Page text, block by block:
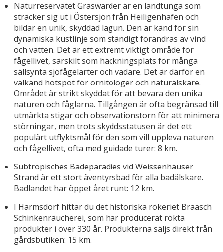
Naturreservatet Graswarder är en landtunga som
sträcker sig ut i Östersjön från Heiligenhafen och
bildar en unik, skyddad lagun. Den är känd för sin
dynamiska kustlinje som ständigt förändras av vind
och vatten. Det är ett extremt viktigt område för
fågellivet, särskilt som häckningsplats för många
sällsynta sjöfågelarter och vadare. Det är därför en
välkänd hotspot för ornitologer och naturälskare.
Området är strikt skyddat för att bevara den unika
naturen och fåglarna. Tillgången är ofta begränsad till
utmärkta stigar och observationstorn för att minimera
störningar, men trots skyddsstatusen är det ett
populärt utflyktsmål för den som vill uppleva naturen
och fågellivet, ofta med guidade turer: 8 km.
Subtropisches Badeparadies vid Weissenhäuser
Strand är ett stort äventyrsbad för alla badälskare.
Badlandet har öppet året runt: 12 km.
I Harmsdorf hittar du det historiska rökeriet Braasch
Schinkenräucherei, som har producerat rökta
produkter i över 330 år. Produkterna säljs direkt från
gårdsbutiken: 15 km.